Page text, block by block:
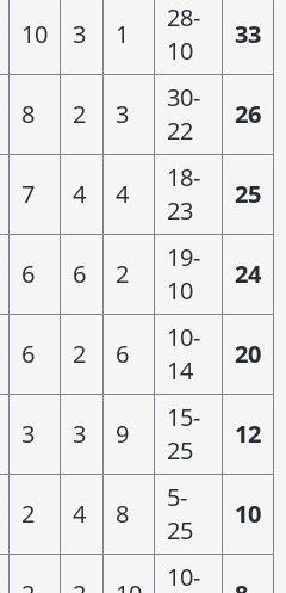
10 3 1
28-
10
33
8 2 3
30-
22
26
7 4 4
18-
23
25
6 6 2
19-
10
24
6 2 6
10-
14
20
3 3 9
15-
25
12
2 4 8
5-
25
10
10-